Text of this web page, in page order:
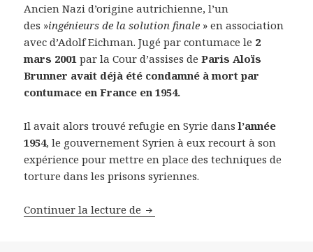
Ancien Nazi d’origine autrichienne, l’un
des »ingénieurs de la solution finale » en association
avec d’Adolf Eichman. Jugé par contumace le 2
mars 2001 par la Cour d’assises deParis Aloïs
Brunner avait déjà été condamné à mort par
contumace en France en 1954.
Il avait alors trouvé refugie en Syrie dansl’année
1954, le gouvernement Syrien à eux recourt à son
expérience pour mettre en place des techniques de
torture dans les prisons syriennes.
Continuer la lecture de Traque des Nazis : Aloïs